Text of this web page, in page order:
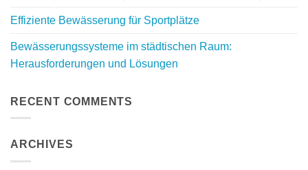
Effiziente Bewässerung für Sportplätze
Bewässerungssysteme im städtischen Raum:
Herausforderungen und Lösungen
RECENT COMMENTS
ARCHIVES